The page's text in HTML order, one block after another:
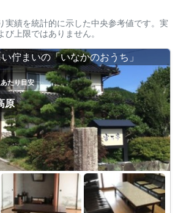
実績を統計的に示した中央参考値です。実
上限ではありません。
佇まいの「いなかのおうち」
たり目安
原